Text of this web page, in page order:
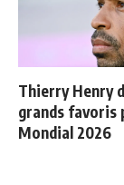
Thierry Henry
grands favoris
Mondial 2026